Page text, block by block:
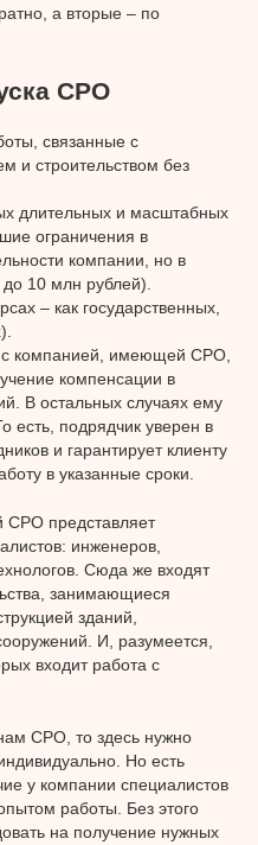
а вторые – по
СРО
связанные с
и строительством без
длительных и масштабных
ограничения в
компании, но в
10 млн рублей).
– как государственных,
с компанией, имеющей СРО,
компенсации в
В остальных случаях ему
есть, подрядчик уверен в
и гарантирует клиенту
в указанные сроки.
СРО представляет
инженеров,
Сюда же входят
занимающиеся
зданий,
И, разумеется,
входит работа с
СРО, то здесь нужно
Но есть
у компании специалистов
работы. Без этого
на получение нужных